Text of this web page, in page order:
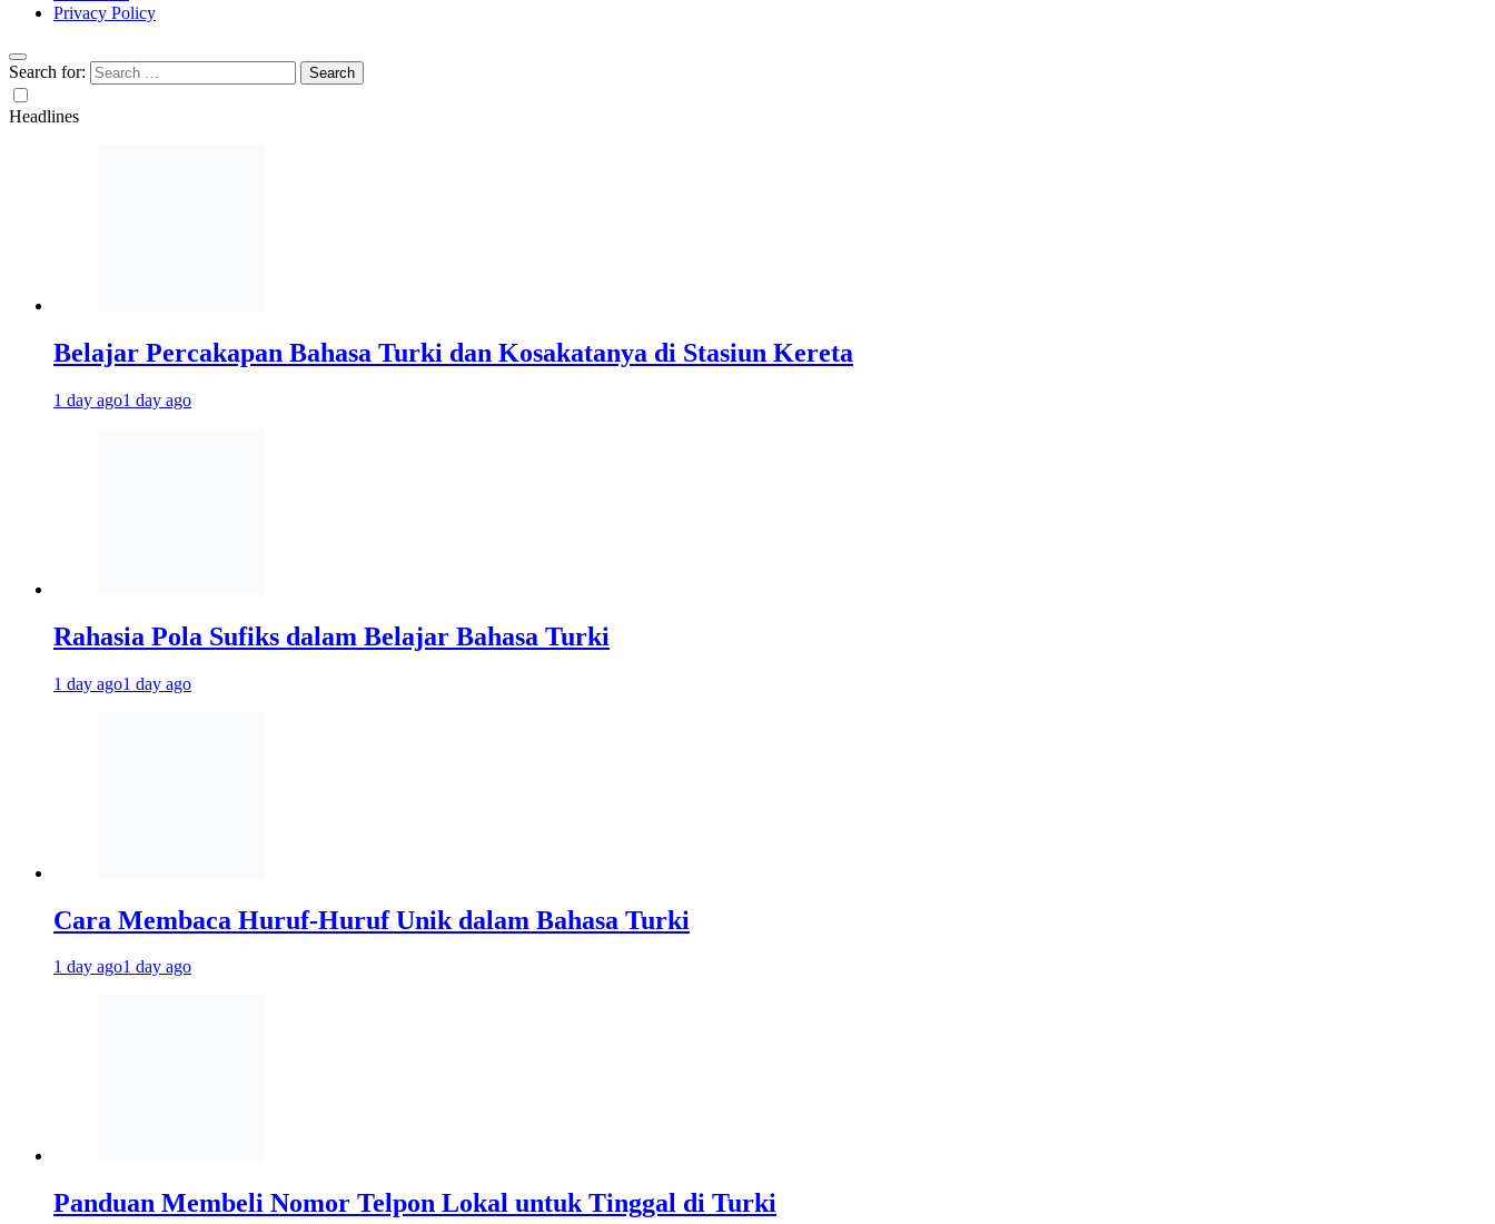
Privacy Policy
Search for:
Headlines
Belajar Percakapan Bahasa Turki dan Kosakatanya di Stasiun Kereta
1 day ago1 day ago
Rahasia Pola Sufiks dalam Belajar Bahasa Turki
1 day ago1 day ago
Cara Membaca Huruf-Huruf Unik dalam Bahasa Turki
1 day ago1 day ago
Panduan Membeli Nomor Telpon Lokal untuk Tinggal di Turki